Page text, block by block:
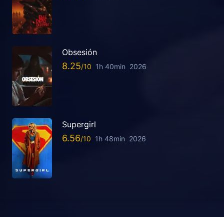
Obsesión
8.25 1h 40min 2026
Supergirl
6.56 1h 48min 2026